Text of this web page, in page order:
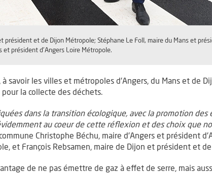
président et de Dijon Métropole; Stéphane Le Foll, maire du Mans et
et président d'Angers Loire Métropole.
savoir les villes et métropoles d'Angers, du Mans et de
la collecte des déchets.
dans la transition écologique, avec la promotion
au coeur de cette réflexion et des choix que
Christophe Béchu, maire d'Angers et président
et François Rebsamen, maire de Dijon et président et
de ne pas émettre de gaz à effet de serre, mais